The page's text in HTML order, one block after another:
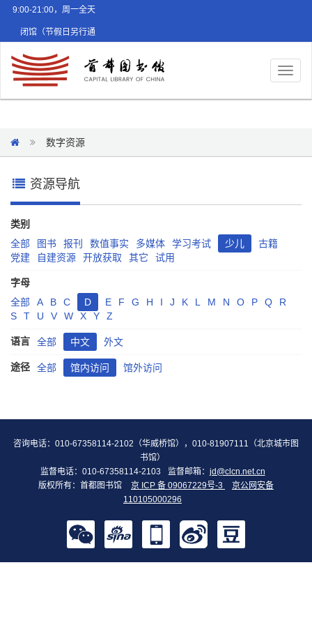
9:00-21:00，周一全天
闭馆（节假日另行通
数字资源
资源导航
类别
全部
图书 报刊 数值事实 多媒体 学习考试 少儿
古籍
党建
自建资源 开放获取 其它 试用
字母
全部
A B C D E F G H I J K L M N O P Q
R
S
T U V W X Y Z
语言 全部 中文 外文
途径 全部 馆内访问 馆外访问
咨询电话：010-67358114-2102（华威桥馆），010-81907111（北京城市图
书馆）
监督电话：010-67358114-2103
监督邮箱： jd@clcn.net.cn
版权所有：首都图书馆
京 ICP 备 09067229号-3
京公网安备
110105000296